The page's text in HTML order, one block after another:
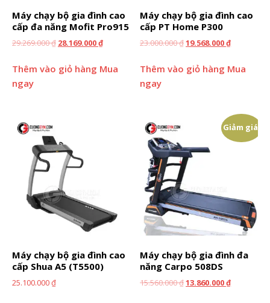
Máy chạy bộ gia đình cao
cấp đa năng Mofit Pro915
29.269.000₫ 28.169.000₫
Thêm vào giỏ hàng Mua
ngay
Máy chạy bộ gia đình cao
cấp PT Home P300
23.000.000₫19.568.000₫
Thêm vào giỏ hàng Mua
ngay
Máy chạy bộ gia đình cao
cấp Shua A5 (T5500)
25.100.000₫
Giảm giá!
Máy chạy bộ gia đình đa
năng Carpo 508DS
15.560.000₫13.860.000₫